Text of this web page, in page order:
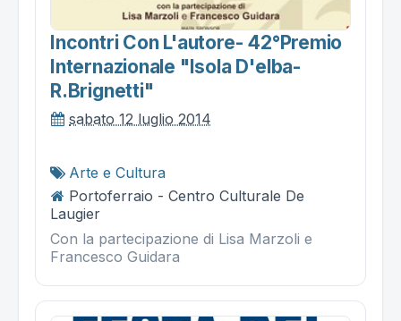
Incontri Con L'autore- 42°premio
Internazionale "isola D'elba-
R.brignetti"
sabato 12 luglio 2014
Arte e Cultura
Portoferraio - Centro Culturale De
Laugier
Con la partecipazione di Lisa Marzoli e
Francesco Guidara